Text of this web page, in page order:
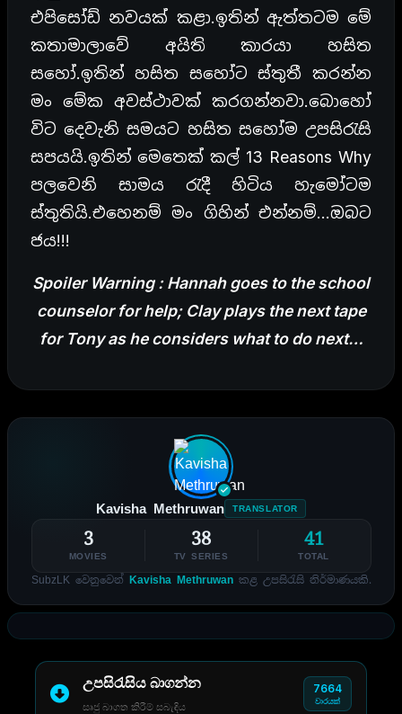
එපිසෝඩ් නවයක් කළා.ඉතින් ඇත්තටම මේ
කතාමාලාවේ අයිති කාරයා හසිත
සහෝ.ඉතින් හසිත සහෝට ස්තුතී කරන්න
මං මේක අවස්ථාවක් කරගන්නවා.බොහෝ
විට දෙවැනි සමයට හසිත සහෝම උපසිරැසි
සපයයි.ඉතින් මෙතෙක් කල් 13 Reasons Why
පලවෙනි සාමය රැදී හිටිය හැමෝටම
ස්තුතියි.එහෙනම් මං ගිහින් එන්නම්…ඔබට
ජය!!!
Spoiler Warning : Hannah goes to the school
counselor for help; Clay plays the next tape
for Tony as he considers what to do next…
Kavisha Methruwan TRANSLATOR
3
MOVIES
38
TV SERIES
41
TOTAL
SubzLK වෙනුවෙන් Kavisha Methruwanකළ උපසිරැසි නිර්මාණයකි.
උපසිරැසිය බාගන්න
සෘජු බාගත කිරීම් සබැඳිය
7664
වාරයක්